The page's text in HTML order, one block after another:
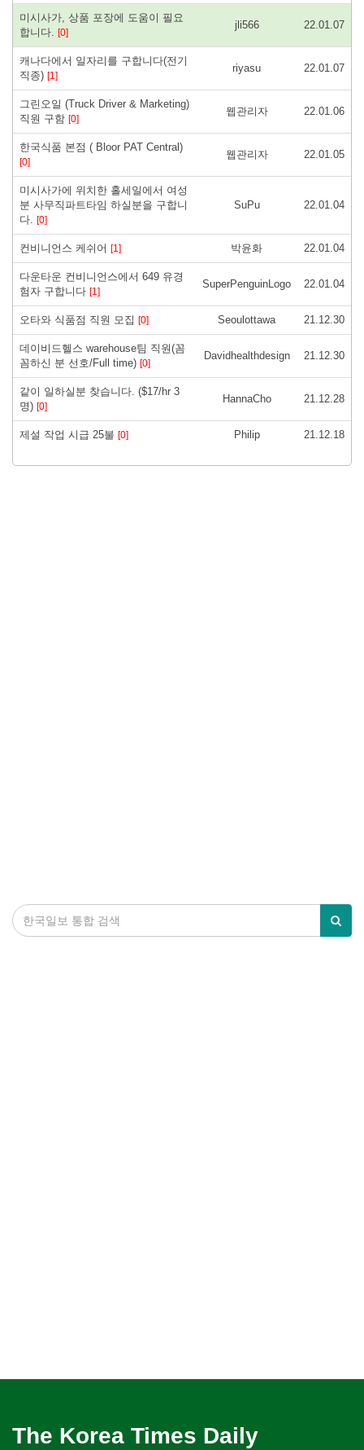
미시사가, 상품 포장에 도움이 필요
합니다. [0]
jli566 22.01.07
캐나다에서 일자리를 구합니다(전기
직종) [1]
riyasu 22.01.07
그린오일 (Truck Driver & Marketing)
직원 구함 [0]
웹관리자 22.01.06
한국식품 본점 ( Bloor PAT Central)
[0]
웹관리자 22.01.05
미시사가에 위치한 홀세일에서 여성
분 사무직파트타임 하실분을 구합니
다. [0]
SuPu 22.01.04
컨비니언스 케쉬어 [1] 박윤화 22.01.04
다운타운 컨비니언스에서 649 유경
험자 구합니다 [1]
SuperPenguinLogo 22.01.04
오타와 식품점 직원 모집 [0] Seoulottawa 21.12.30
데이비드헬스 warehouse팀 직원(꼼
꼼하신 분 선호/Full time) [0]
Davidhealthdesign 21.12.30
같이 일하실분 찾습니다. ($17/hr 3
명) [0]
HannaCho 21.12.28
제설 작업 시급 25불 [0] Philip 21.12.18
The Korea Times Daily